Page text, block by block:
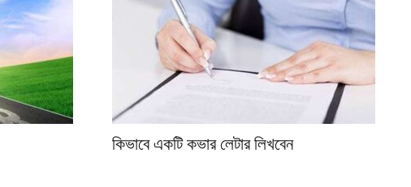
কিভাবে একটি কভার লেটার লিখবেন